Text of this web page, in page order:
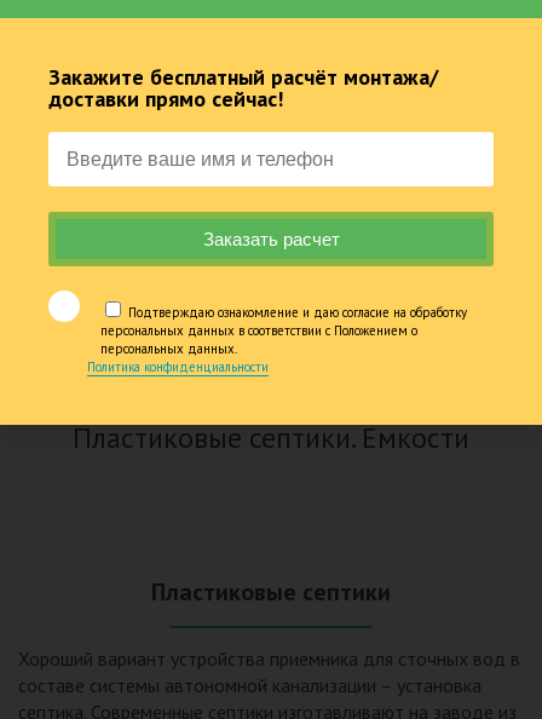
Емкости Погреба. Кессоны
Водоснабжение Водоочистка
Услуги. Сервис
Пластиковые септики. Емкости
Пластиковые септики
Хороший вариант устройства приемника для сточных вод в
составе системы автономной канализации – установка
септика. Современные септики изготавливают на заводе из
Закажите бесплатный расчёт монтажа/
доставки прямо сейчас!
Подтверждаю ознакомление и даю согласие на обработку
персональных данных в соответствии с Положением о
персональных данных.
Политика конфиденциальности